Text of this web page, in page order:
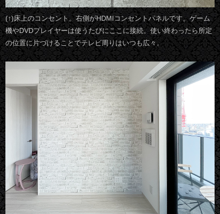
(↑)床上のコンセント。右側がHDMIコンセントパネルです。ゲーム
機やDVDプレイヤーは使うたびにここに接続。使い終わったら所定
の位置に片づけることでテレビ周りはいつも広々。